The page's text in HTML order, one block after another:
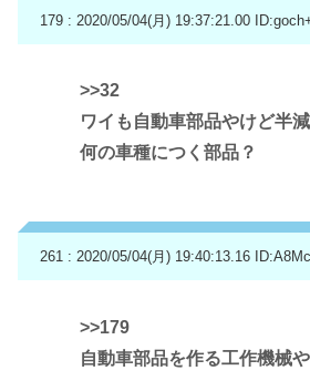
179 : 2020/05/04(月) 19:37:21.00
>>32
ワイも自動車部品やけど半
何の車種につく部品？
261 : 2020/05/04(月) 19:40:13.16
>>179
自動車部品を作る工作機械